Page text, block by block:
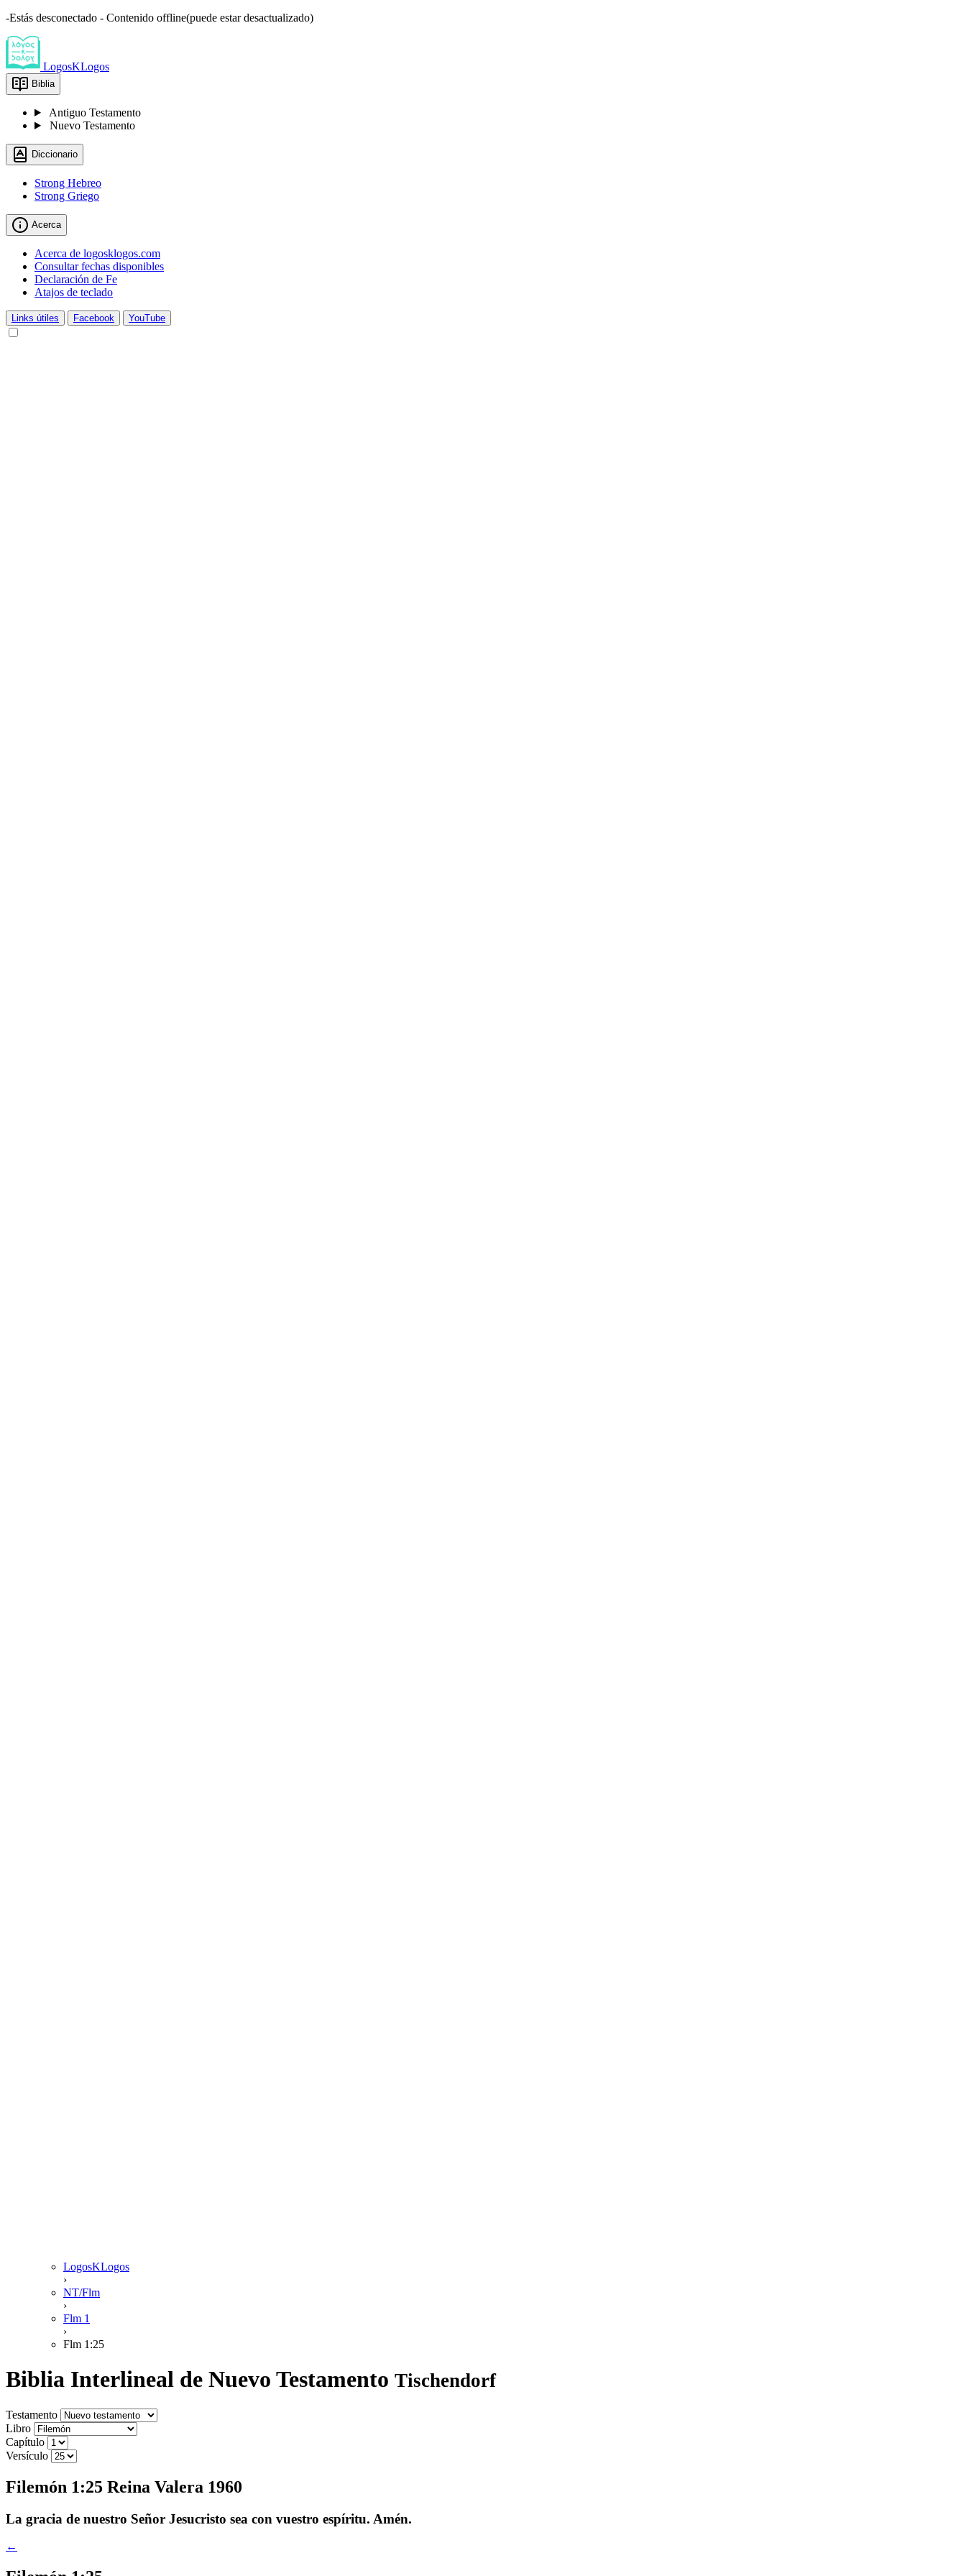
-Estás desconectado - Contenido offline(puede estar desactualizado)
LogosKLogos
Biblia
Antiguo Testamento
Nuevo Testamento
Diccionario
Strong Hebreo
Strong Griego
Acerca
Acerca de logosklogos.com
Consultar fechas disponibles
Declaración de Fe
Atajos de teclado
Links útiles Facebook YouTube
LogosKLogos
›
NT/Flm
›
Flm 1
›
Flm 1:25
Biblia Interlineal de Nuevo Testamento Tischendorf
Testamento
Libro
Capítulo
Versículo
Filemón 1:25 Reina Valera 1960
La gracia de nuestro Señor Jesucristo sea con vuestro espíritu. Amén.
←